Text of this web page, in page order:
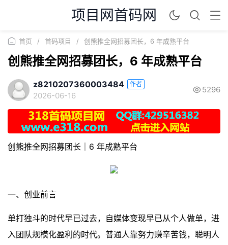
项目网首码网
首页 / 首码项目 / 创熊推全网招募团长，6 年成熟平台
创熊推全网招募团长，6 年成熟平台
z8210207360003484 作者
2026-06-16
5296
创熊推全网招募团长｜6 年成熟平台
一、创业前言
单打独斗的时代早已过去，自媒体变现早已从个人做单，进
入团队规模化盈利的时代。普通人靠努力赚辛苦钱，聪明人